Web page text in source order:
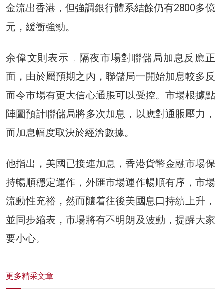
金流出香港，但強調銀行體系結餘仍有2800多億
元，緩衝強勁。
余偉文則表示，隔夜市場對聯儲局加息反應正
面，由於屬預期之內，聯儲局一開始加息較多反
而令市場有更大信心通脹可以受控。市場根據點
陣圖預計聯儲局將多次加息，以應對通脹壓力，
而加息幅度取決於經濟數據。
他指出，美國已接連加息，香港貨幣金融市場保
持暢順穩定運作，外匯市場運作暢順有序，市場
流動性充裕，然而隨着往後美國息口持續上升，
並同步縮表，市場將有不明朗及波動，提醒大家
要小心。
更多精采文章